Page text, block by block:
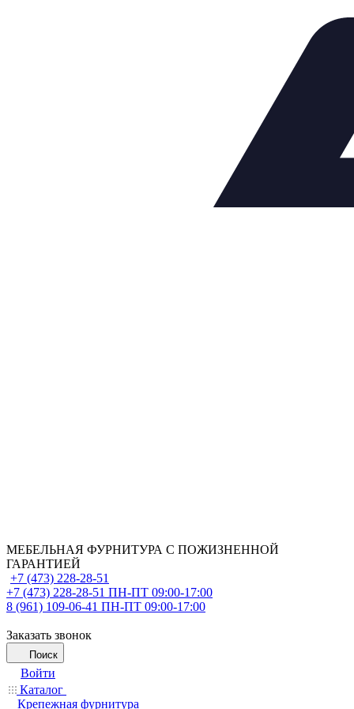
МЕБЕЛЬНАЯ ФУРНИТУРА С ПОЖИЗНЕННОЙ
ГАРАНТИЕЙ
+7 (473) 228-28-51
+7 (473) 228-28-51 ПН-ПТ 09:00-17:00
8 (961) 109-06-41 ПН-ПТ 09:00-17:00
Заказать звонок
Поиск
Войти
Каталог
Крепежная фурнитура